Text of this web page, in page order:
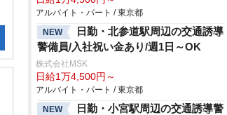
アルバイト・パート / 東京都
NEW
日勤・北参道駅周辺の交通誘導
警備員/入社祝い金あり/週1日～OK
株式会社MSK
日給1万4,500円～
アルバイト・パート / 東京都
NEW
日勤・小宮駅周辺の交通誘導警